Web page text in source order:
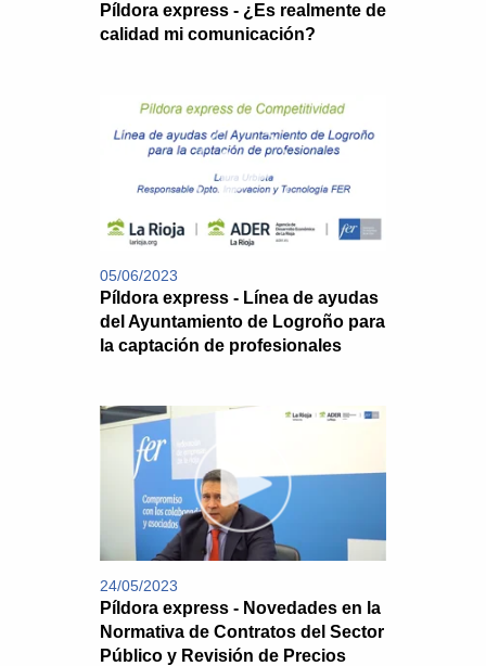
Píldora express - ¿Es realmente de
calidad mi comunicación?
05/06/2023
Píldora express - Línea de ayudas
del Ayuntamiento de Logroño para
la captación de profesionales
24/05/2023
Píldora express - Novedades en la
Normativa de Contratos del Sector
Público y Revisión de Precios